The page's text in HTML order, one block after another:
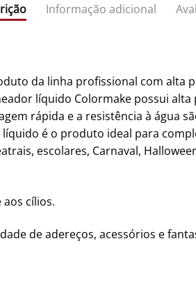
Informação adicional
da linha profissional com alta
líquido Colormake possui
rápida e a resistência à água
é o produto ideal para
escolares, Carnaval,
cílios.
de adereços, acessórios e